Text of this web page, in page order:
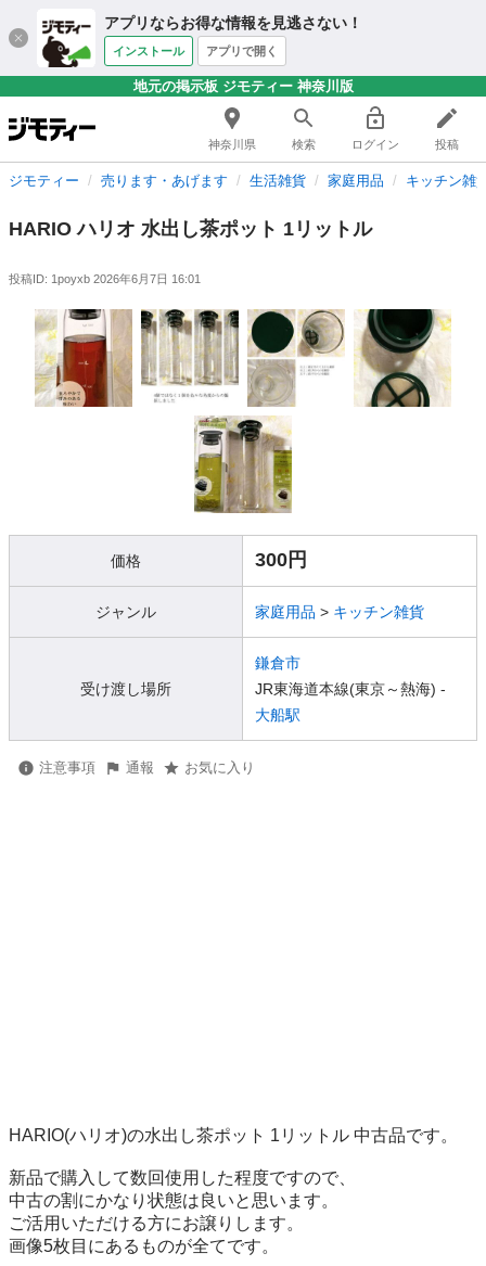
アプリならお得な情報を見逃さない！
インストール アプリで開く
地元の掲示板 ジモティー 神奈川版
神奈川県 検索 ログイン 投稿
ジモティー 売ります・あげます 生活雑貨 家庭用品 キッチン雑
HARIO ハリオ 水出し茶ポット 1リットル
投稿ID: 1poyxb 2026年6月7日 16:01
価格 300円
ジャンル 家庭用品 > キッチン雑貨
受け渡し場所
鎌倉市
JR東海道本線(東京～熱海) -
大船駅
注意事項 通報 お気に入り
HARIO(ハリオ)の水出し茶ポット 1リットル 中古品です。
新品で購入して数回使用した程度ですので、
中古の割にかなり状態は良いと思います。
ご活用いただける方にお譲りします。
画像5枚目にあるものが全てです。